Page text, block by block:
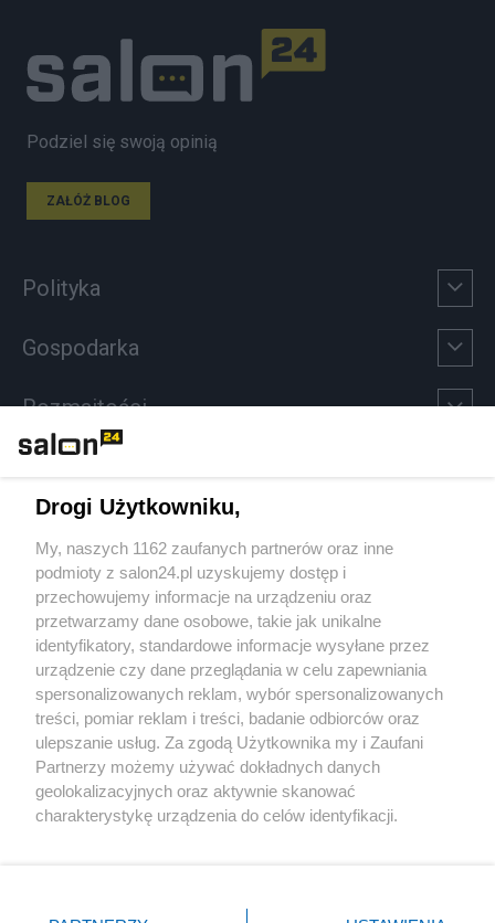
Podziel się swoją opinią
ZAŁÓŻ BLOG
Polityka
Gospodarka
Rozmaitości
Sport
Społeczeństwo
Kultura
X Facebook Instagram Youtube
Drogi Użytkowniku,
My, naszych 1162 zaufanych partnerów oraz inne
podmioty z salon24.pl uzyskujemy dostęp i
przechowujemy informacje na urządzeniu oraz
przetwarzamy dane osobowe, takie jak unikalne
identyfikatory, standardowe informacje wysyłane przez
urządzenie czy dane przeglądania w celu zapewniania
spersonalizowanych reklam, wybór spersonalizowanych
treści, pomiar reklam i treści, badanie odbiorców oraz
ulepszanie usług. Za zgodą Użytkownika my i Zaufani
Partnerzy możemy używać dokładnych danych
geolokalizacyjnych oraz aktywnie skanować
charakterystykę urządzenia do celów identyfikacji.
zmienić/wycofać klikając przycisk ustawień prywatności